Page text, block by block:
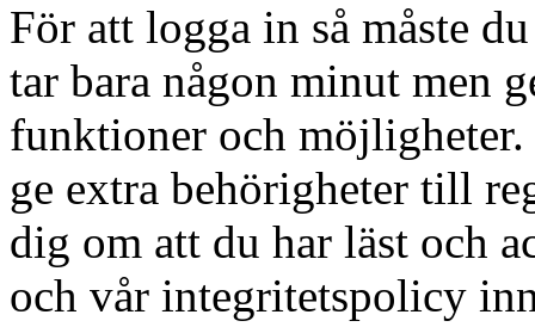
För att logga in så måste
tar bara någon minut men
funktioner och
ge extra behörigheter till
dig om att du har läst och
och vår integritetspolicy